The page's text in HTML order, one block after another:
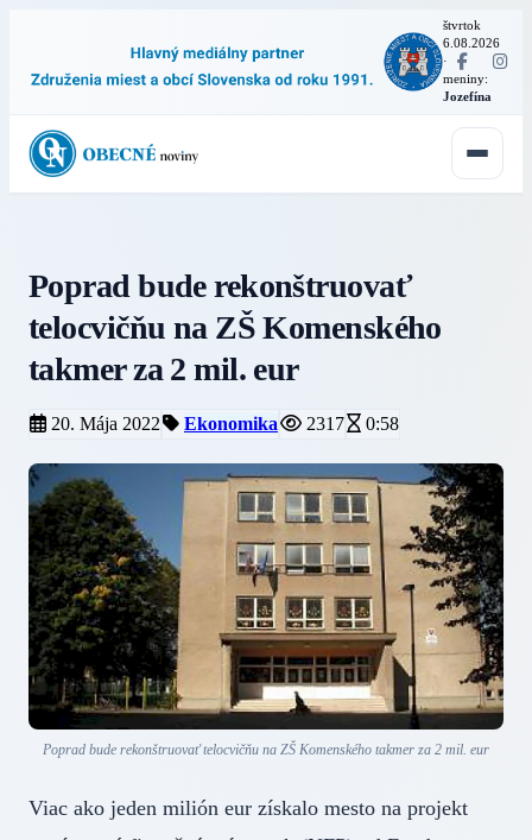
štvrtok
6.08.2026
·
meniny:
Jozefína
Poprad bude rekonštruovať
telocvičňu na ZŠ Komenského
takmer za 2 mil. eur
20. Mája 2022 Ekonomika 2317 0:58
Poprad bude rekonštruovať telocvičňu na ZŠ Komenského takmer za 2 mil. eur
Viac ako jeden milión eur získalo mesto na projekt